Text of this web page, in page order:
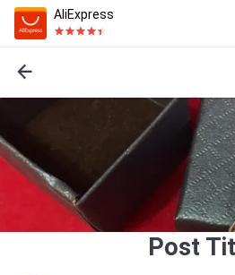
AliExpress
Post